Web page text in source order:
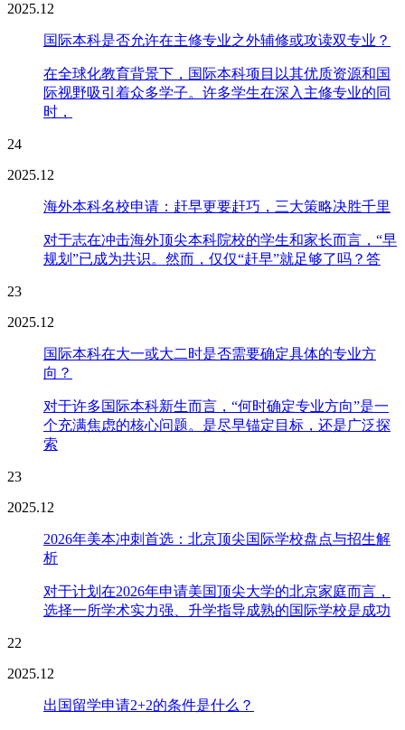
2025.12
国际本科是否允许在主修专业之外辅修或攻读双专业？
在全球化教育背景下，国际本科项目以其优质资源和国
际视野吸引着众多学子。许多学生在深入主修专业的同
时，
24
2025.12
海外本科名校申请：赶早更要赶巧，三大策略决胜千里
对于志在冲击海外顶尖本科院校的学生和家长而言，“早
规划”已成为共识。然而，仅仅“赶早”就足够了吗？答
23
2025.12
国际本科在大一或大二时是否需要确定具体的专业方
向？
对于许多国际本科新生而言，“何时确定专业方向”是一
个充满焦虑的核心问题。是尽早锚定目标，还是广泛探
索
23
2025.12
2026年美本冲刺首选：北京顶尖国际学校盘点与招生解
析
对于计划在2026年申请美国顶尖大学的北京家庭而言，
选择一所学术实力强、升学指导成熟的国际学校是成功
22
2025.12
出国留学申请2+2的条件是什么？